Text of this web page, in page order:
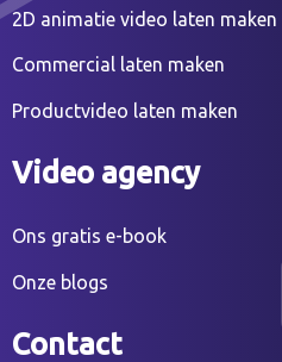
2D animatie video laten maken
Commercial laten maken
Productvideo laten maken
Video agency
Ons gratis e-book
Onze blogs
Contact